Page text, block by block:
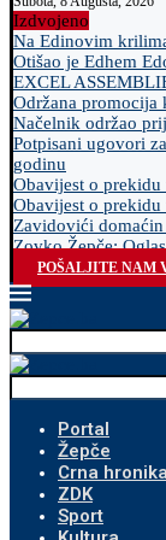
Izdvojeno
Na Edinovim
Otišao je Edhem
EXCEL
Održana
Načelnik održao
Potpisani ugovori
godinu
Obavijest o
Obavijest o
Zavidovići
Zovko Žepče:
POŠALJITE NAM
Portal
Žepče
Crna hronika
ZDK
Sport